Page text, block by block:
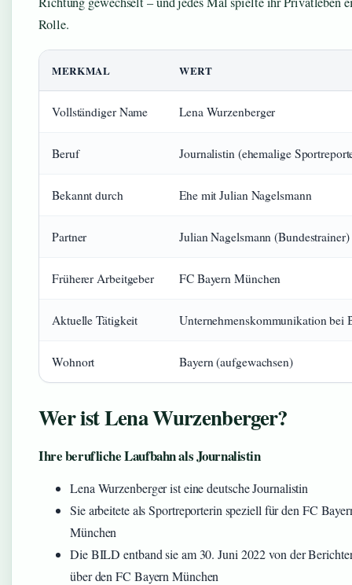
Rolle.
MERKMAL WERT
Vollständiger Name Lena Wurzenberger
Beruf Journalistin (ehemalige
Bekannt durch Ehe mit Julian Nagelsmann
Partner Julian Nagelsmann (Bundestrainer)
Früherer Arbeitgeber FC Bayern München
Aktuelle Tätigkeit Unternehmenskommunikation bei
Wohnort Bayern (aufgewachsen)
Wer ist Lena Wurzenberger?
Ihre berufliche Laufbahn als Journalistin
Lena Wurzenberger ist eine deutsche Journalistin
Sie arbeitete als Sportreporterin speziell für den FC
München
Die BILD entband sie am 30. Juni 2022 von der
über den FC Bayern München